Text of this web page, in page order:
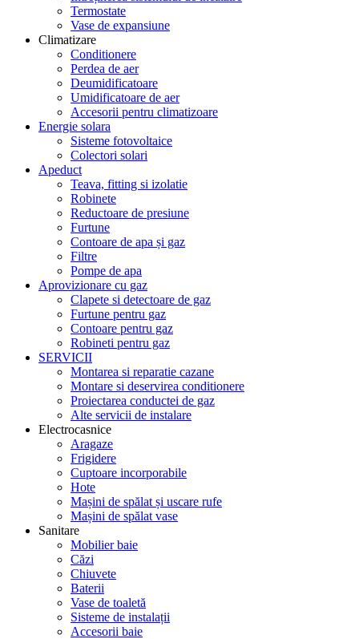
Termostate
Vase de expansiune
Climatizare
Conditionere
Perdea de aer
Deumidificatoare
Umidificatoare de aer
Accesorii pentru climatizoare
Energie solara
Sisteme fotovoltaice
Colectori solari
Apeduct
Teava, fitting si izolatie
Robinete
Reductoare de presiune
Furtune
Contoare de apa și gaz
Filtre
Pompe de apa
Aprovizionare cu gaz
Clapete si detectoare de gaz
Furtune pentru gaz
Contoare pentru gaz
Robineti pentru gaz
SERVICII
Montarea si reparatie cazane
Montare si deservirea conditionere
Proiectarea conductei de gaz
Alte servicii de instalare
Electrocasnice
Aragaze
Frigidere
Cuptoare incorporabile
Hote
Mașini de spălat și uscare rufe
Mașini de spălat vase
Sanitare
Mobilier baie
Căzi
Chiuvete
Baterii
Vase de toaletă
Sisteme de instalații
Accesorii baie